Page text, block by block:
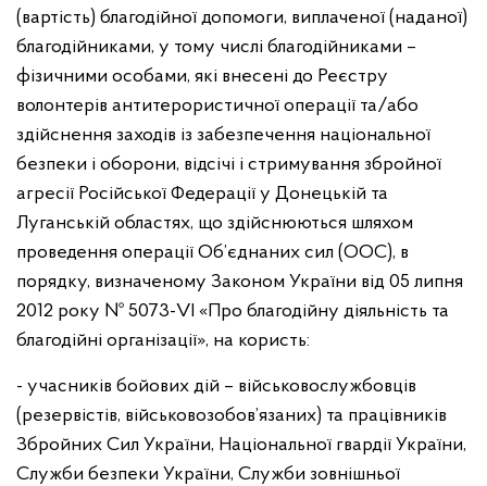
(вартість) благодійної допомоги, виплаченої (наданої)
благодійниками, у тому числі благодійниками –
фізичними особами, які внесені до Реєстру
волонтерів антитерористичної операції та/або
здійснення заходів із забезпечення національної
безпеки і оборони, відсічі і стримування збройної
агресії Російської Федерації у Донецькій та
Луганській областях, що здійснюються шляхом
проведення операції Об’єднаних сил (ООС), в
порядку, визначеному Законом України від 05 липня
2012 року № 5073-VI «Про благодійну діяльність та
благодійні організації», на користь:
- учасників бойових дій – військовослужбовців
(резервістів, військовозобов’язаних) та працівників
Збройних Сил України, Національної гвардії України,
Служби безпеки України, Служби зовнішньої